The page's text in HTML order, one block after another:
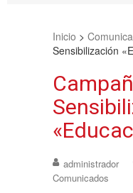
Inicio >
Sensibilización
administrador
Comunicados